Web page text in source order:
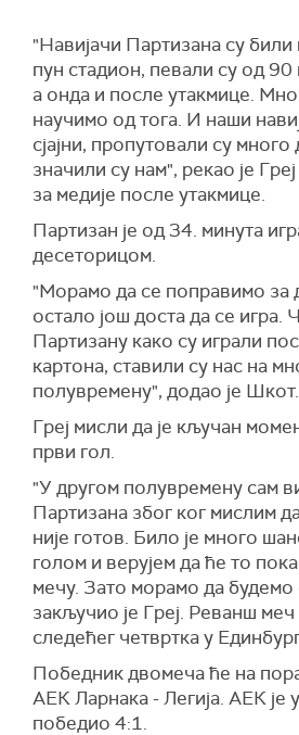
"Навијачи Партизана су
пун стадион, певали су од
а онда и после утакмице.
научимо од тога. И наши
сјајни, пропутовали су
значили су нам", рекао је
за медије после утакмице.
Партизан је од 34. минута
десеторицом.
"Морамо да се поправимо за
остало још доста да се игра.
Партизану како су играли
картона, ставили су нас на
полувремену", додао је Шкот.
Греј мисли да је кључан
први гол.
"У другом полувремену сам
Партизана због ког мислим
није готов. Било је много
голом и верујем да ће то
мечу. Зато морамо да будемо
закључио је Греј. Реванш меч
следећег четвртка у
Победник двомеча ће на
АЕК Ларнака - Легија. АЕК је
победио 4:1.